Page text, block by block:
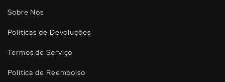
Sobre Nós
Políticas de Devoluções
Termos de Serviço
Política de Reembolso